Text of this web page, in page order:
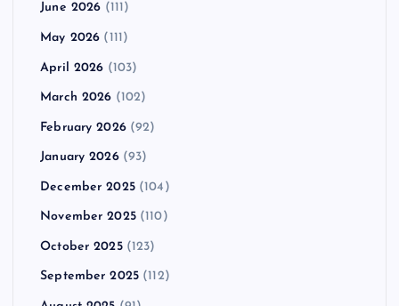
June 2026 (111)
May 2026 (111)
April 2026 (103)
March 2026 (102)
February 2026(92)
January 2026(93)
December 2025(104)
November 2025(110)
October 2025(123)
September 2025 (112)